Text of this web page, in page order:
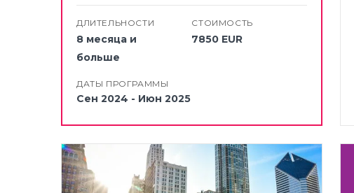
ДЛИТЕЛЬНОСТИ
8 месяца и
больше
СТОИМОСТЬ
7850 EUR
ДАТЫ ПРОГРАММЫ
Сен 2024 - Июн 2025